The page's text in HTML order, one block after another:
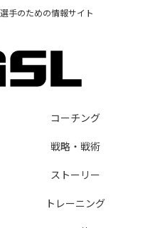
手のための情報サイト
コーチング
戦略・戦術
ストーリー
トレーニング